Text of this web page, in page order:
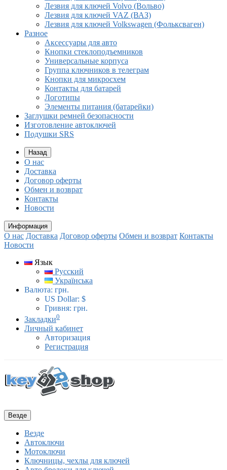
Лезвия для ключей Volvo (Вольво)
Лезвия для ключей VAZ (ВАЗ)
Лезвия для ключей Volkswagen (Фольксваген)
Разное
Aксессуары для авто
Кнопки стеклоподъемников
Универсальные корпуса
Группа ключников в телеграм
Кнопки для микросхем
Контакты для батарей
Логотипы
Элементы питания (батарейки)
Заглушки ремней безопасности
Изготовление автоключей
Подушки SRS
Назад
О нас
Доставка
Договор оферты
Обмен и возврат
Контакты
Новости
Информация
О нас Доставка Договор оферты Обмен и возврат Контакты
Новости
Язык
Русский
Українська
Валюта: грн.
US Dollar: $
Гривня: грн.
Закладки0
Личный кабинет
Авторизация
Регистрация
Везде
Везде
Автоключи
Мотоключи
Ключницы, чехлы для ключей